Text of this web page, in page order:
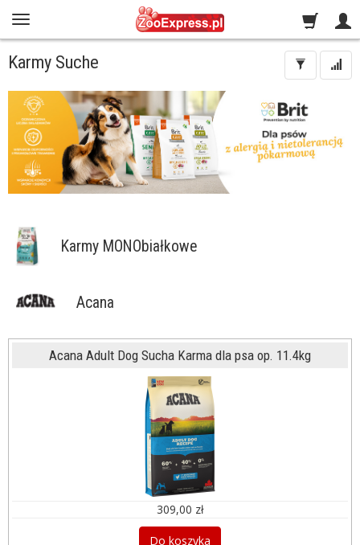
Karmy Suche
Karmy MONObiałkowe
Acana
Acana Adult Dog Sucha Karma dla psa op. 11.4kg
309,00 zł
Do koszyka